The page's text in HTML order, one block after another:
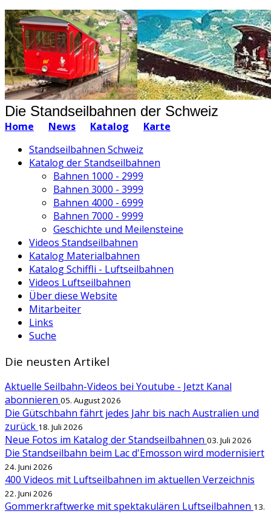
Die Standseilbahnen der Schweiz
Home News Katalog
Karte
Standseilbahnen Schweiz
Katalog der Standseilbahnen
Bahnen 1000 - 2999
Bahnen 3000 - 3999
Bahnen 4000 - 6999
Bahnen 7000 - 9999
Geschichte und Meilensteine
Videos Standseilbahnen
Katalog Materialbahnen
Katalog Schiffli - Luftseilbahnen
Videos Luftseilbahnen
Über diese Website
Mitarbeiter
Links
Suche
Die neusten Artikel
Aktuelle Seilbahn-Videos bei Youtube - Jetzt Kanal
abonnieren 05. August 2026
Die Gütschbahn fährt jedes Jahr bis nach Australien und
zurück 18. Juli 2026
Neue Fotos im Katalog der Standseilbahnen 03. Juli 2026
Die Standseilbahn beim Lac d'Emosson wird modernisiert
24. Juni 2026
400 Videos mit Luftseilbahnen im aktuellen Verzeichnis
22. Juni 2026
Gommerkraftwerke mit spektakulären Luftseilbahnen 13.